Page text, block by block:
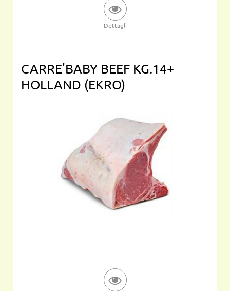
Dettagli
CARRE'BABY BEEF KG.14+
HOLLAND (EKRO)